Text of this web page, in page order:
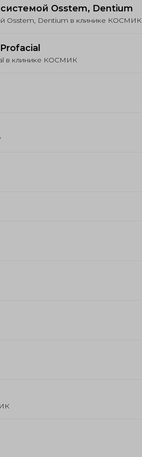
Osstem, Dentium
Osstem, Dentium в клинике КОСМИК
в клинике КОСМИК